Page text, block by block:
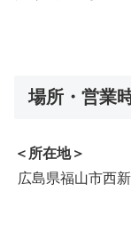
場所・営業
＜所在地＞
広島県福山市西